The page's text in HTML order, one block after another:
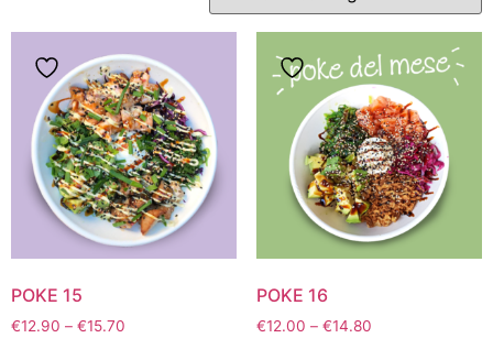
POKE 15
€12.90 – €15.70
POKE 16
€12.00 – €14.80